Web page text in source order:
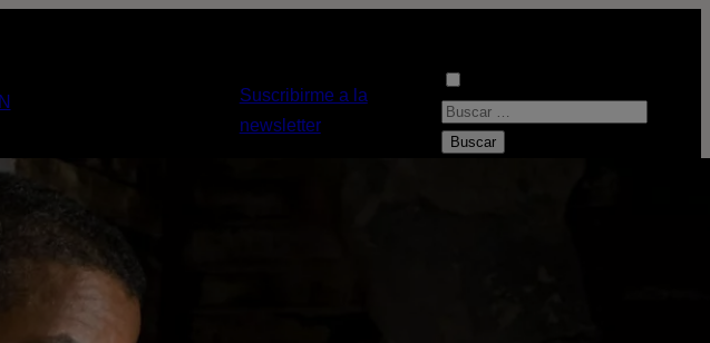
Suscribirme a la
newsletter
B